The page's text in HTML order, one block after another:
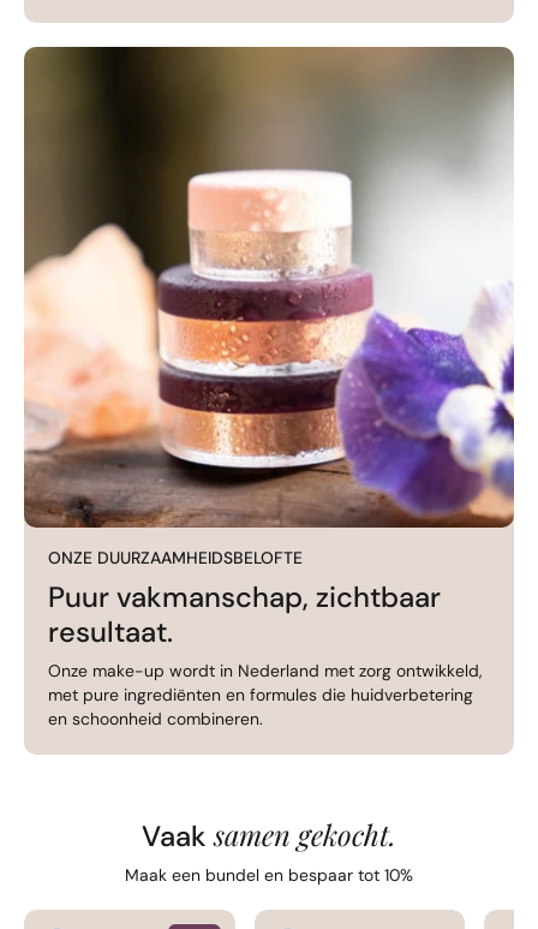
ONZE DUURZAAMHEIDSBELOFTE
Puur vakmanschap, zichtbaar
resultaat.
Onze make-up wordt in Nederland met zorg ontwikkeld,
met pure ingrediënten en formules die huidverbetering
en schoonheid combineren.
Vaaksamen gekocht.
Maak een bundel en bespaar tot 10%